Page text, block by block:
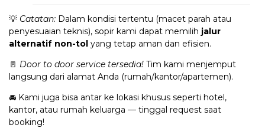
💡 Catatan: Dalam kondisi tertentu (macet parah atau
penyesuaian teknis), sopir kami dapat memilih jalur
alternatif non-tol yang tetap aman dan efisien.
🚪 Door to door service tersedia! Tim kami menjemput
langsung dari alamat Anda (rumah/kantor/apartemen).
🚘 Kami juga bisa antar ke lokasi khusus seperti hotel,
kantor, atau rumah keluarga — tinggal request saat
booking!